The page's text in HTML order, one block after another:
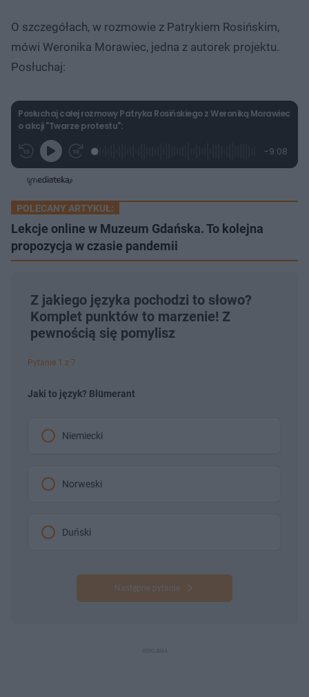
O szczegółach, w rozmowie z Patrykiem Rosińskim,
mówi Weronika Morawiec, jedna z autorek projektu.
Posłuchaj:
Posłuchaj całej rozmowy Patryka Rosińskiego z Weroniką Morawiec
o akcji "Twarze protestu":
G
j
P
z
e
w
ń
1
0
s
d
o
t
z
ń
1
0
s
d
o
p
d
u
L
o
a
:
2
7
3
%
P
o
ł
-9:08
POLECANY ARTYKUŁ:
Lekcje online w Muzeum Gdańska. To kolejna
propozycja w czasie pandemii
Z jakiego języka pochodzi to słowo?
Komplet punktów to marzenie! Z
pewnością się pomylisz
Pytanie 1 z 7
Jaki to język? Blümerant
Niemiecki
Norweski
Duński
Następne pytanie